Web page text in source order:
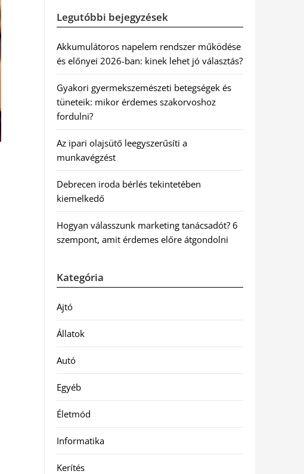
Legutóbbi bejegyzések
Akkumulátoros napelem rendszer működése
és előnyei 2026-ban: kinek lehet jó választás?
Gyakori gyermekszemészeti betegségek és
tüneteik: mikor érdemes szakorvoshoz
fordulni?
Az ipari olajsütő leegyszerűsíti a
munkavégzést
Debrecen iroda bérlés tekintetében
kiemelkedő
Hogyan válasszunk marketing tanácsadót? 6
szempont, amit érdemes előre átgondolni
Kategória
Ajtó
Állatok
Autó
Egyéb
Életmód
Informatika
Kerítés